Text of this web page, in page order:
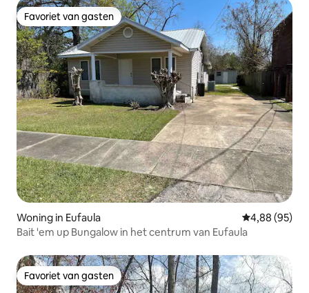
Favoriet van gasten
Favoriet van gasten
Woning in Eufaula Gemiddelde
4,88 (95)
Bait 'em up Bungalow in het centrum van Eufaula
Favoriet van gasten
Favoriet van gasten